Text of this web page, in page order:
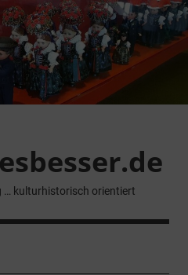
… kulturhistorisch orientiert